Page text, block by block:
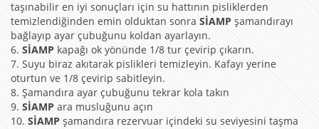
taşınabilir en iyi sonuçları için su hattının pisliklerden
temizlendiğinden emin olduktan sonra SİAMP şamandırayı
bağlayıp ayar çubuğunu koldan ayarlayın.
6. SİAMP kapağı ok yönünde 1/8 tur çevirip çıkarın.
7. Suyu biraz akıtarak pislikleri temizleyin. Kafayı yerine
oturtun ve 1/8 çevirip sabitleyin.
8. Şamandıra ayar çubuğunu tekrar kola takın
9. SİAMP ara musluğunu açın
10. SİAMP şamandıra rezervuar içindeki su seviyesini taşma